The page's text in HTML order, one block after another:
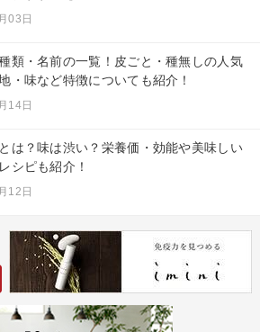
03日
類・名前の一覧！皮ごと・種無しの人気
・味など特徴についても紹介！
14日
は？味は渋い？栄養価・効能や美味しい
シピも紹介！
12日